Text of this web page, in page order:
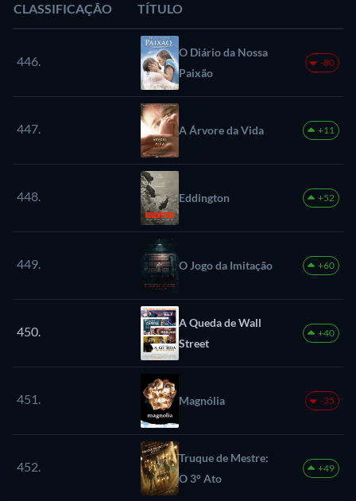
CLASSIFICAÇÃO TÍTULO
446.
O Diário da Nossa
Paixão
-80
447. A Árvore da Vida +11
448. Eddington +52
449. O Jogo da Imitação +60
450.
A Queda de Wall
Street
+40
451. Magnólia -35
452.
Truque de Mestre:
O 3° Ato
+49